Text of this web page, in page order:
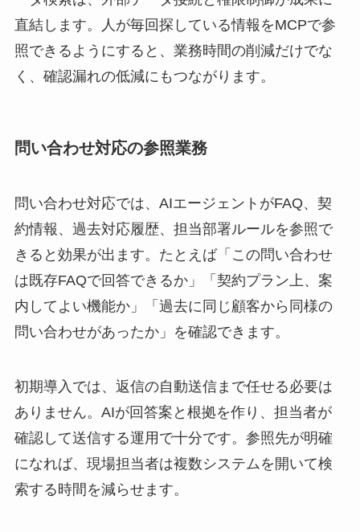
直結します。人が毎回探している情報をMCPで参
照できるようにすると、業務時間の削減だけでな
く、確認漏れの低減にもつながります。
問い合わせ対応の参照業務
問い合わせ対応では、AIエージェントがFAQ、契
約情報、過去対応履歴、担当部署ルールを参照で
きると効果が出ます。たとえば「この問い合わせ
は既存FAQで回答できるか」「契約プラン上、案
内してよい機能か」「過去に同じ顧客から同様の
問い合わせがあったか」を確認できます。
初期導入では、返信の自動送信まで任せる必要は
ありません。AIが回答案と根拠を作り、担当者が
確認して送信する運用で十分です。参照先が明確
になれば、現場担当者は複数システムを開いて検
索する時間を減らせます。